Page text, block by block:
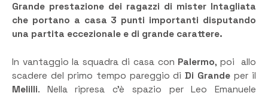
Grande prestazione dei ragazzi di mister Intagliata
che portano a casa 3 punti importanti disputando
una partita eccezionale e di grande carattere.
In vantaggio la squadra di casa con Palermo, poi allo
scadere del primo tempo pareggio diDi Grandeper il
Melilli. Nella ripresa c’è spazio per Leo Emanuele